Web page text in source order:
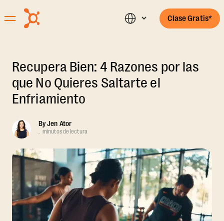
Clase Gratis*
Recupera Bien: 4 Razones por las
que No Quieres Saltarte el
Enfriamiento
ByJen Ator
. minutos de lectura